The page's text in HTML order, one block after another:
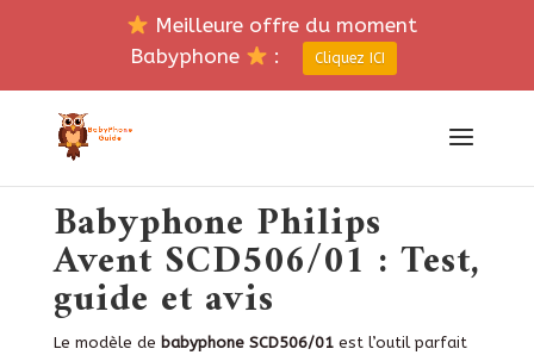
Babyphone Philips
Avent SCD506/01 : Test,
guide et avis
Le modèle de babyphone SCD506/01est l’outil parfait
Meilleure offre du moment
Babyphone
: Cliquez ICI